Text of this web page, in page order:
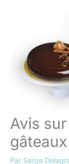
Avis
Par Serge